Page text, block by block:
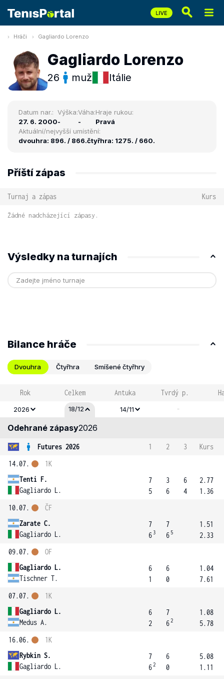
Hráči Gagliardo Lorenzo
Gagliardo Lorenzo
26 muž Itálie
Datum nar.:
27. 6. 2000
Výška:
-
Váha:
-
Hraje rukou:
Pravá
Aktuální/nejvyšší umístění:
dvouhra: 896. / 866.čtyřhra: 1275. / 660.
Příští zápas
Turnaj a zápas Kurs
Žádné nadcházející zápasy.
Výsledky na turnajích
Bilance hráče
Dvouhra Čtyřhra Smíšené čtyřhry
Rok Celkem Antuka Tvrdý p.
2026 18/12 14/11 -
Odehrané zápasy2026
Futures 2026 1 2 3
Kurs
14.07.
Tenti F.
Gagliardo L.
1K
7
5
3
6
6
4
2.77
1.36
10.07.
Zarate C.
Gagliardo L.
ČF
7
6 3
7
6 5
1.51
2.33
09.07.
Gagliardo L.
Tischner T.
OF
6
1
6
0
1.04
7.61
07.07.
Gagliardo L.
Medus A.
1K
6
2
7
62
1.08
5.78
16.06.
Rybkin S.
Gagliardo L.
1K
7
62
6
0
5.08
1.11